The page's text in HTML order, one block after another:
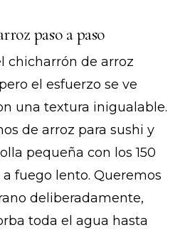
paso a paso
chicharrón de arroz
el esfuerzo se ve
una textura inigualable.
de arroz para sushi y
pequeña con los 150
fuego lento. Queremos
deliberadamente,
toda el agua hasta